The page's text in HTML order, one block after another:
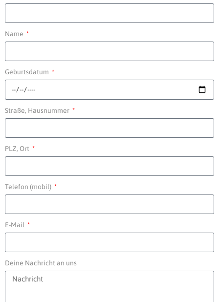
Name
Geburtsdatum
Straße, Hausnummer
PLZ, Ort
Telefon (mobil)
E-Mail
Deine Nachricht an uns